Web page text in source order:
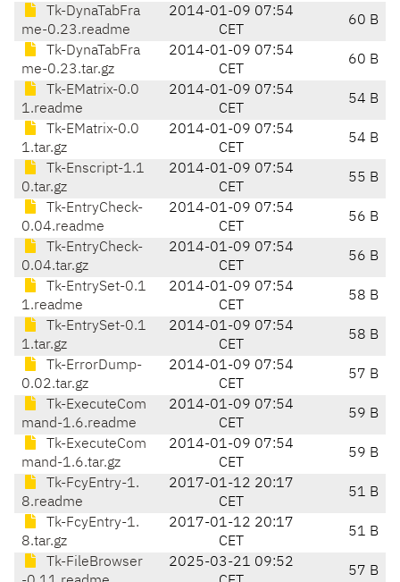
Tk-DynaTabFra
me-0.23.readme
2014-01-09 07:54
CET
60 B
Tk-DynaTabFra
me-0.23.tar.gz
2014-01-09 07:54
CET
60 B
Tk-EMatrix-0.0
1.readme
2014-01-09 07:54
CET
54 B
Tk-EMatrix-0.0
1.tar.gz
2014-01-09 07:54
CET
54 B
Tk-Enscript-1.1
0.tar.gz
2014-01-09 07:54
CET
55 B
Tk-EntryCheck-
0.04.readme
2014-01-09 07:54
CET
56 B
Tk-EntryCheck-
0.04.tar.gz
2014-01-09 07:54
CET
56 B
Tk-EntrySet-0.1
1.readme
2014-01-09 07:54
CET
58 B
Tk-EntrySet-0.1
1.tar.gz
2014-01-09 07:54
CET
58 B
Tk-ErrorDump-
0.02.tar.gz
2014-01-09 07:54
CET
57 B
Tk-ExecuteCom
mand-1.6.readme
2014-01-09 07:54
CET
59 B
Tk-ExecuteCom
mand-1.6.tar.gz
2014-01-09 07:54
CET
59 B
Tk-FcyEntry-1.
8.readme
2017-01-12 20:17
CET
51 B
Tk-FcyEntry-1.
8.tar.gz
2017-01-12 20:17
CET
51 B
Tk-FileBrowser
2025-03-21 09:52
57 B